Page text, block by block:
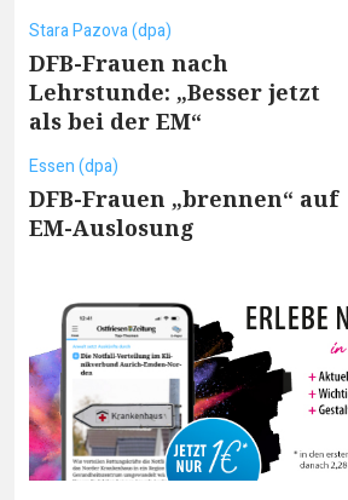
Stara Pazova (dpa)
DFB-Frauen nach
Lehrstunde: „Besser jetzt
als bei der EM“
Essen (dpa)
DFB-Frauen „brennen“ auf
EM-Auslosung